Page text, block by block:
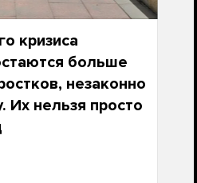
кризиса
больше
незаконно
Их нельзя просто